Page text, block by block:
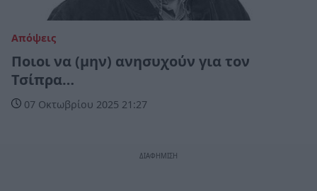
Απόψεις
Ποιοι να (μην) ανησυχούν για τον
Τσίπρα…
07 Οκτωβρίου 2025 21:27